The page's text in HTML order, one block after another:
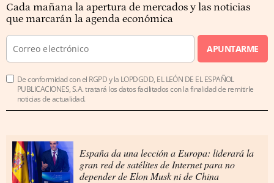
Cada mañana la apertura de mercados y las noticias
que marcarán la agenda económica
APUNTARME
De conformidad con el RGPD y la LOPDGDD, EL LEÓN DE EL ESPAÑOL
PUBLICACIONES, S.A. tratará los datos facilitados con la finalidad de remitirle
noticias de actualidad.
España da una lección a Europa: liderará la
gran red de satélites de Internet para no
depender de Elon Musk ni de China